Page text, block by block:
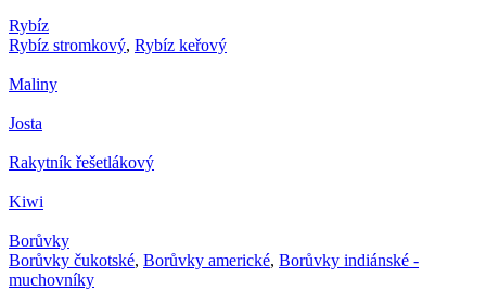
Rybíz
Rybíz stromkový, Rybíz keřový
Maliny
Josta
Rakytník řešetlákový
Kiwi
Borůvky
Borůvky čukotské, Borůvky americké, Borůvky indiánské -
muchovníky